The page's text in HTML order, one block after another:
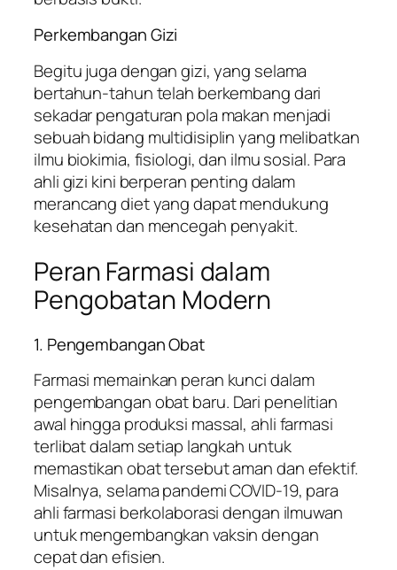
Perkembangan Gizi
Begitu juga dengan gizi, yang selama
bertahun-tahun telah berkembang dari
sekadar pengaturan pola makan menjadi
sebuah bidang multidisiplin yang melibatkan
ilmu biokimia, fisiologi, dan ilmu sosial. Para
ahli gizi kini berperan penting dalam
merancang diet yang dapat mendukung
kesehatan dan mencegah penyakit.
Peran Farmasi dalam
Pengobatan Modern
1. Pengembangan Obat
Farmasi memainkan peran kunci dalam
pengembangan obat baru. Dari penelitian
awal hingga produksi massal, ahli farmasi
terlibat dalam setiap langkah untuk
memastikan obat tersebut aman dan efektif.
Misalnya, selama pandemi COVID-19, para
ahli farmasi berkolaborasi dengan ilmuwan
untuk mengembangkan vaksin dengan
cepat dan efisien.